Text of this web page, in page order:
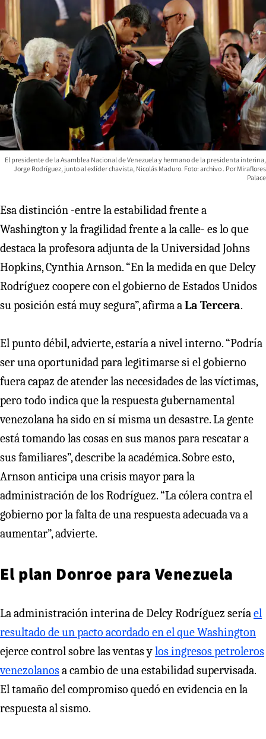
El presidente de la Asamblea Nacional de Venezuela y hermano de la presidenta interina,
Jorge Rodríguez, junto al exlíder chavista, Nicolás Maduro. Foto: archivo
Miraflores
Palace
Esa distinción -entre la estabilidad frente a
Washington y la fragilidad frente a la calle- es lo que
destaca la profesora adjunta de la Universidad Johns
Hopkins, Cynthia Arnson. “En la medida en que Delcy
Rodríguez coopere con el gobierno de Estados Unidos
su posición está muy segura”, afirma aLa Tercera.
El punto débil, advierte, estaría a nivel interno. “Podría
ser una oportunidad para legitimarse si el gobierno
fuera capaz de atender las necesidades de las víctimas,
pero todo indica que la respuesta gubernamental
venezolana ha sido en sí misma un desastre. La gente
está tomando las cosas en sus manos para rescatar a
sus familiares”, describe la académica. Sobre esto,
Arnson anticipa una crisis mayor para la
administración de los Rodríguez. “La cólera contra el
gobierno por la falta de una respuesta adecuada va a
aumentar”, advierte.
El plan Donroe para Venezuela
La administración interina de Delcy Rodríguez seríael
resultado de un pacto acordado en el que Washington
ejerce control sobre las ventas ylos ingresos petroleros
venezolanosa cambio de una estabilidad supervisada.
El tamaño del compromiso quedó en evidencia en la
respuesta al sismo.